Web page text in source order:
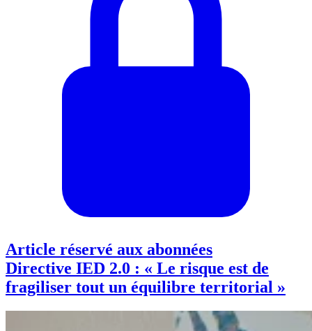
Article réservé aux abonnées
Directive IED 2.0 : « Le risque est de
fragiliser tout un équilibre territorial »